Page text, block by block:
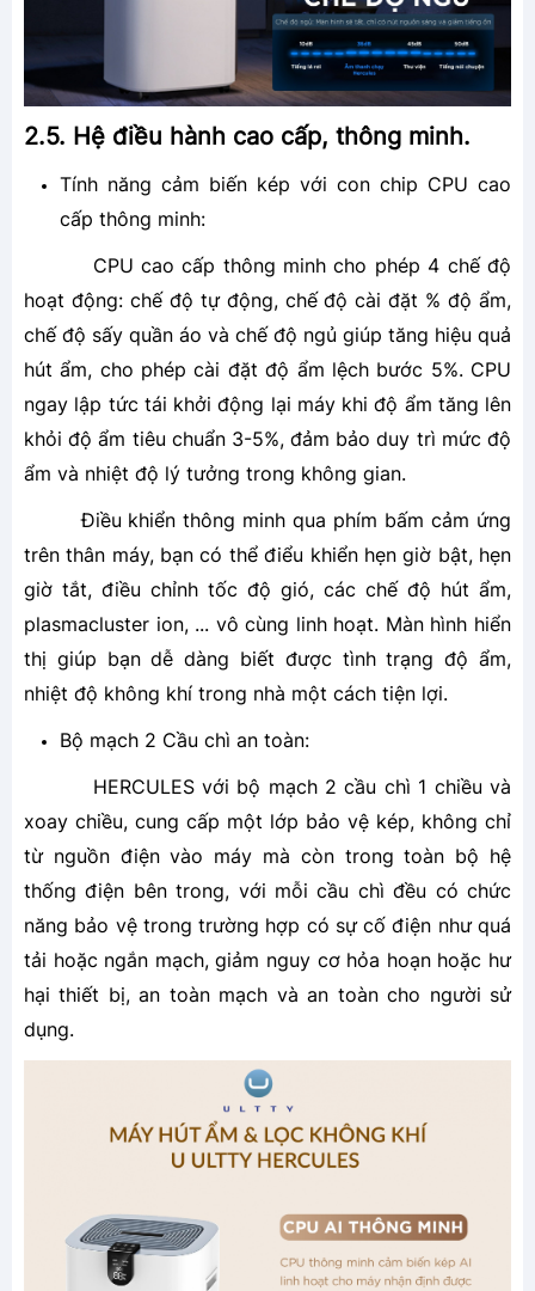
2.5. Hệ điều hành cao cấp, thông minh.
Tính năng cảm biến kép với con chip CPU cao
cấp thông minh:
CPU cao cấp thông minh cho phép 4 chế độ
hoạt động: chế độ tự động, chế độ cài đặt % độ ẩm,
chế độ sấy quần áo và chế độ ngủ giúp tăng hiệu quả
hút ẩm, cho phép cài đặt độ ẩm lệch bước 5%. CPU
ngay lập tức tái khởi động lại máy khi độ ẩm tăng lên
khỏi độ ẩm tiêu chuẩn 3-5%, đảm bảo duy trì mức độ
ẩm và nhiệt độ lý tưởng trong không gian.
Điều khiển thông minh qua phím bấm cảm ứng
trên thân máy, bạn có thể điểu khiển hẹn giờ bật, hẹn
giờ tắt, điều chỉnh tốc độ gió, các chế độ hút ẩm,
plasmacluster ion, ... vô cùng linh hoạt. Màn hình hiển
thị giúp bạn dễ dàng biết được tình trạng độ ẩm,
nhiệt độ không khí trong nhà một cách tiện lợi.
Bộ mạch 2 Cầu chì an toàn:
HERCULES với bộ mạch 2 cầu chì 1 chiều và
xoay chiều, cung cấp một lớp bảo vệ kép, không chỉ
từ nguồn điện vào máy mà còn trong toàn bộ hệ
thống điện bên trong, với mỗi cầu chì đều có chức
năng bảo vệ trong trường hợp có sự cố điện như quá
tải hoặc ngắn mạch, giảm nguy cơ hỏa hoạn hoặc hư
hại thiết bị, an toàn mạch và an toàn cho người sử
dụng.